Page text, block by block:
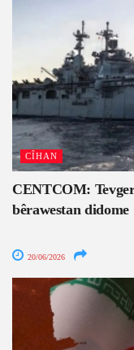
CÎHAN
CENTCOM:
bêrawestan didome
20/06/2026